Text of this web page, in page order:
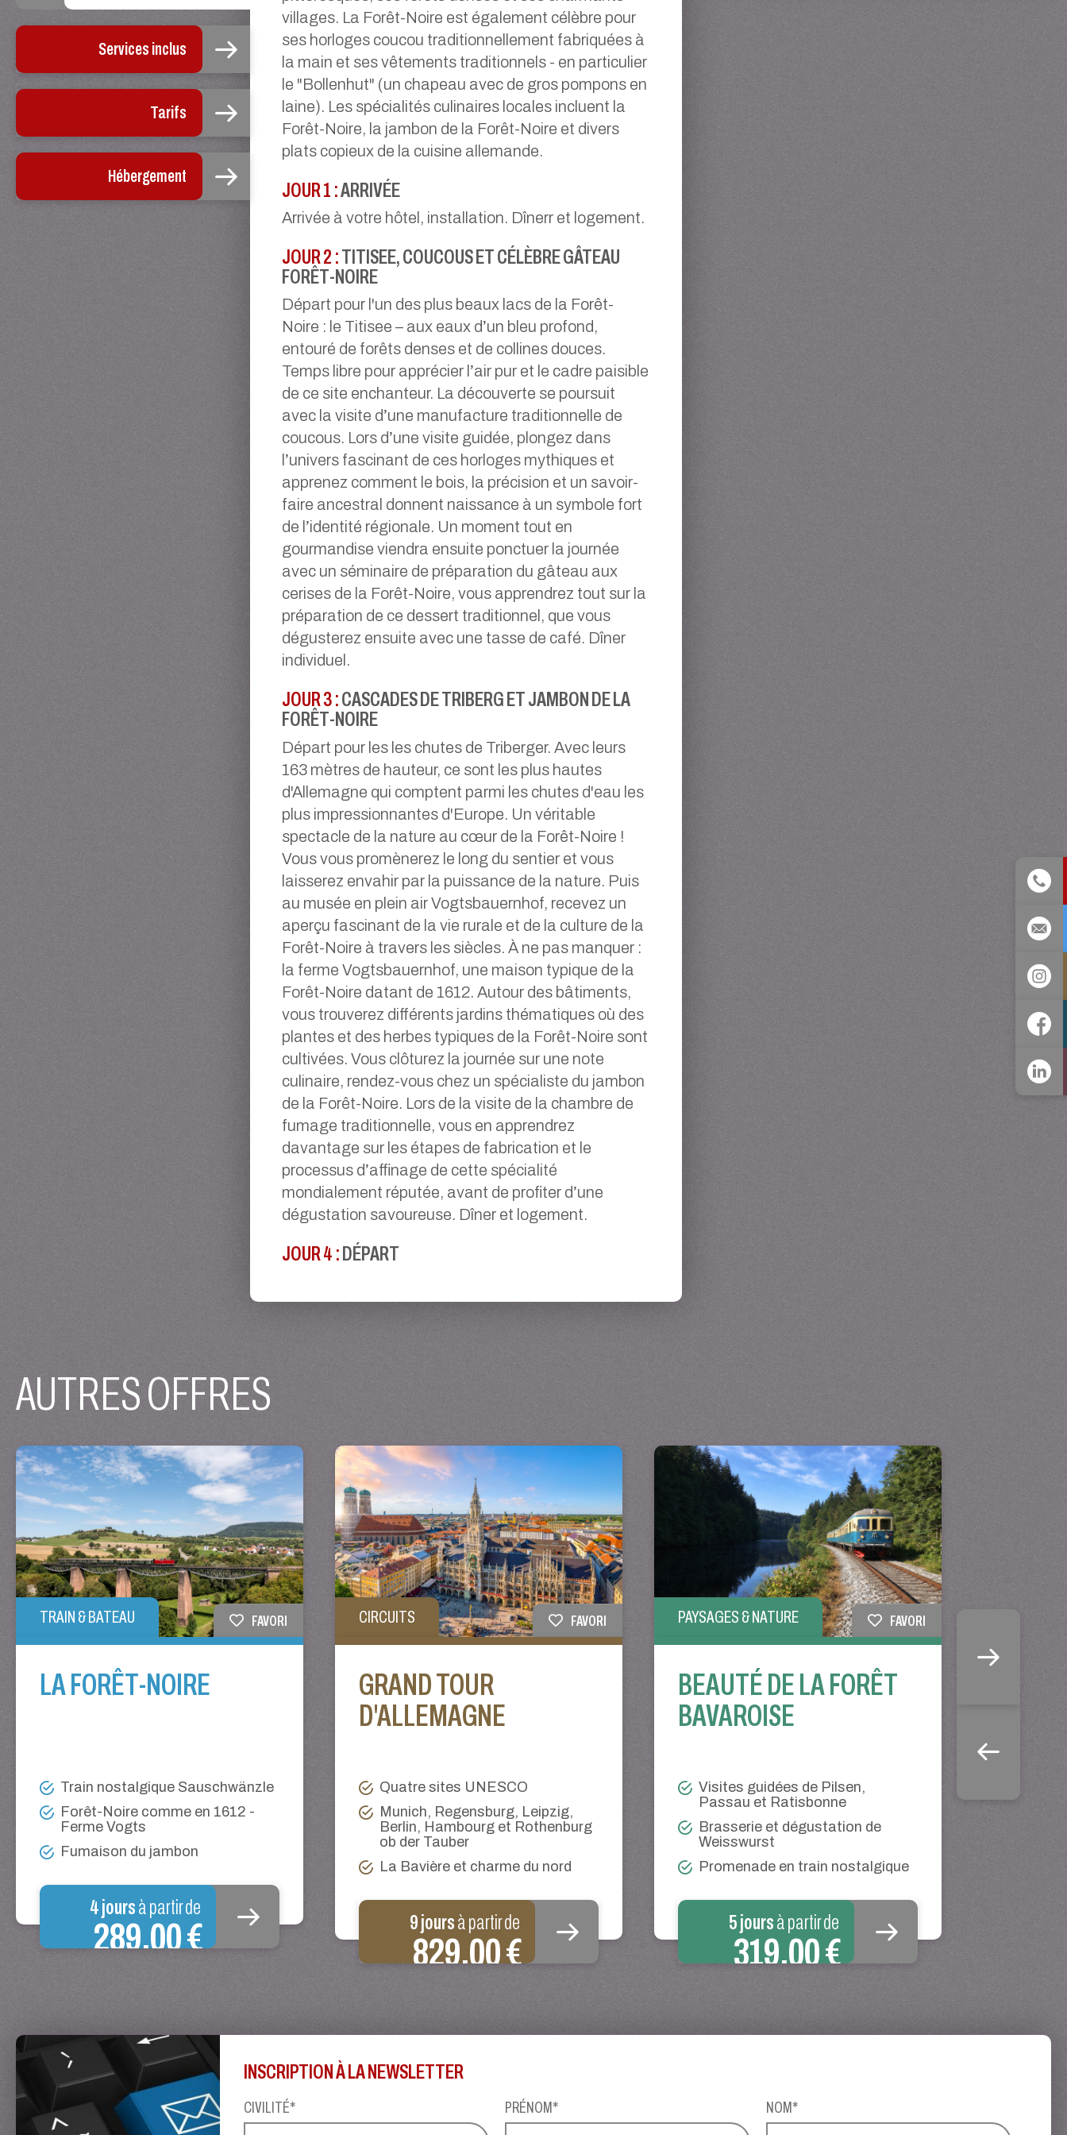
Services inclus
Tarifs
Hébergement
villages. La Forêt-Noire est également célèbre pour
ses horloges coucou traditionnellement fabriquées à
la main et ses vêtements traditionnels - en particulier
le "Bollenhut" (un chapeau avec de gros pompons en
laine). Les spécialités culinaires locales incluent la
Forêt-Noire, la jambon de la Forêt-Noire et divers
plats copieux de la cuisine allemande.
JOUR 1 :ARRIVÉE
Arrivée à votre hôtel, installation. Dînerr et logement.
JOUR 2 :TITISEE, COUCOUS ET CÉLÈBRE GÂTEAU
FORÊT-NOIRE
Départ pour l'un des plus beaux lacs de la Forêt-
Noire : le Titisee – aux eaux d’un bleu profond,
entouré de forêts denses et de collines douces.
Temps libre pour apprécier l’air pur et le cadre paisible
de ce site enchanteur. La découverte se poursuit
avec la visite d’une manufacture traditionnelle de
coucous. Lors d’une visite guidée, plongez dans
l’univers fascinant de ces horloges mythiques et
apprenez comment le bois, la précision et un savoir-
faire ancestral donnent naissance à un symbole fort
de l’identité régionale. Un moment tout en
gourmandise viendra ensuite ponctuer la journée
avec un séminaire de préparation du gâteau aux
cerises de la Forêt-Noire, vous apprendrez tout sur la
préparation de ce dessert traditionnel, que vous
dégusterez ensuite avec une tasse de café. Dîner
individuel.
JOUR 3 :CASCADES DE TRIBERG ET JAMBON DE LA
FORÊT-NOIRE
Départ pour les les chutes de Triberger. Avec leurs
163 mètres de hauteur, ce sont les plus hautes
d'Allemagne qui comptent parmi les chutes d'eau les
plus impressionnantes d'Europe. Un véritable
spectacle de la nature au cœur de la Forêt-Noire !
Vous vous promènerez le long du sentier et vous
laisserez envahir par la puissance de la nature. Puis
au musée en plein air Vogtsbauernhof, recevez un
aperçu fascinant de la vie rurale et de la culture de la
Forêt-Noire à travers les siècles. À ne pas manquer :
la ferme Vogtsbauernhof, une maison typique de la
Forêt-Noire datant de 1612. Autour des bâtiments,
vous trouverez différents jardins thématiques où des
plantes et des herbes typiques de la Forêt-Noire sont
cultivées. Vous clôturez la journée sur une note
culinaire, rendez-vous chez un spécialiste du jambon
de la Forêt-Noire. Lors de la visite de la chambre de
fumage traditionnelle, vous en apprendrez
davantage sur les étapes de fabrication et le
processus d’affinage de cette spécialité
mondialement réputée, avant de profiter d’une
dégustation savoureuse. Dîner et logement.
JOUR 4 :DÉPART
AUTRES OFFRES
TRAIN & BATEAU FAVORI
LA FORÊT-NOIRE
Train nostalgique Sauschwänzle
Forêt-Noire comme en 1612 -
Ferme Vogts
Fumaison du jambon
4 joursà partir de
289,00 €
CIRCUITS FAVORI
GRAND TOUR
D'ALLEMAGNE
Quatre sites UNESCO
Munich, Regensburg, Leipzig,
Berlin, Hambourg et Rothenburg
ob der Tauber
La Bavière et charme du nord
9 joursà partir de
829,00 €
PAYSAGES & NATURE FAVORI
BEAUTÉ DE LA FORÊT
BAVAROISE
Visites guidées de Pilsen,
Passau et Ratisbonne
Brasserie et dégustation de
Weisswurst
Promenade en train nostalgique
5 joursà partir de
319,00 €
INSCRIPTION À LA NEWSLETTER
CIVILITÉ* PRÉNOM* NOM*